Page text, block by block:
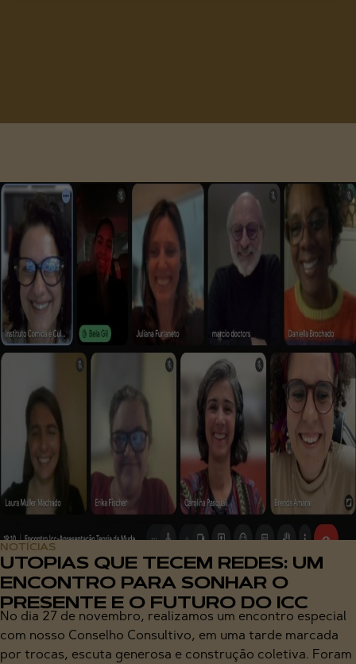
NOTÍCIAS
UTOPIAS QUE TECEM REDES: UM
ENCONTRO PARA SONHAR O
PRESENTE E O FUTURO DO ICC
No dia 27 de novembro, realizamos um encontro especial
com nosso Conselho Consultivo, em uma tarde marcada
por trocas, escuta generosa e construção coletiva. Foram